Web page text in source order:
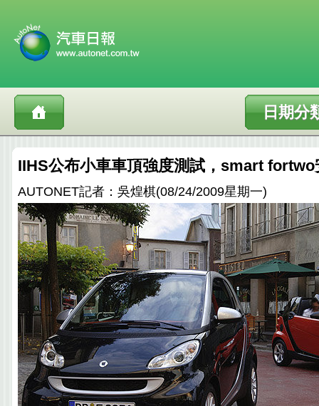
日期分
IIHS公布小車車頂強度測試，smart fortwo
AUTONET記者：吳煌棋(08/24/2009星期一)